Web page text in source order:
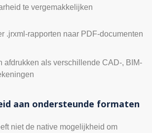
te vergemakkelijken
.jrxml-rapporten naar PDF-documenten
afdrukken als verschillende CAD-, BIM-
aan ondersteunde formaten
niet de native mogelijkheid om